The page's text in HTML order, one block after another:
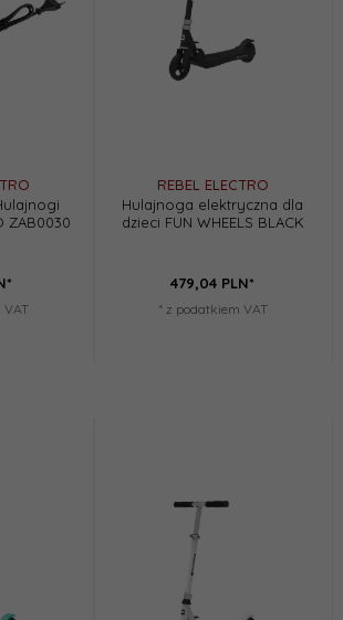
ZAB0030
VAT
REBEL ELECTRO
Hulajnoga elektryczna dla
dzieci FUN WHEELS BLACK
479,04 PLN*
* z podatkiem VAT